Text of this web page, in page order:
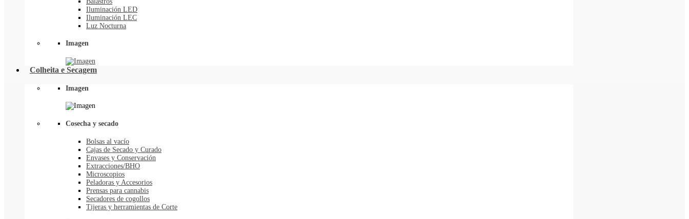
Iluminación LED
Iluminación LEC
Luz Nocturna
Imagen
Colheita e Secagem
Imagen
Cosecha y secado
Bolsas al vacío
Cajas de Secado y Curado
Envases y Conservación
Extracciones/BHO
Microscopios
Peladoras y Accesorios
Prensas para cannabis
Secadores de cogollos
Tijeras y herramientas de Corte